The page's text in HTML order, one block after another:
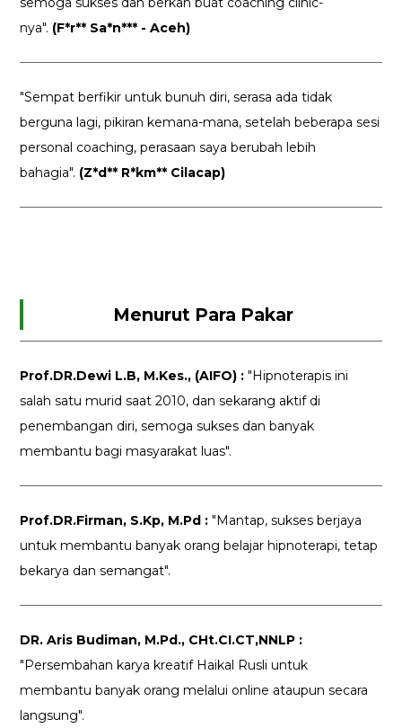
nya". (F*r** Sa*n*** - Aceh)
"Sempat berfikir untuk bunuh diri, serasa ada tidak
berguna lagi, pikiran kemana-mana, setelah beberapa sesi
personal coaching, perasaan saya berubah lebih
bahagia". (Z*d** R*km** Cilacap)
Menurut Para Pakar
Prof.DR.Dewi L.B, M.Kes., (AIFO) :"Hipnoterapis ini
salah satu murid saat 2010, dan sekarang aktif di
penembangan diri, semoga sukses dan banyak
membantu bagi masyarakat luas".
Prof.DR.Firman, S.Kp, M.Pd : "Mantap, sukses berjaya
untuk membantu banyak orang belajar hipnoterapi, tetap
bekarya dan semangat".
DR. Aris Budiman, M.Pd., CHt.CI.CT,NNLP :
"Persembahan karya kreatif Haikal Rusli untuk
membantu banyak orang melalui online ataupun secara
langsung".